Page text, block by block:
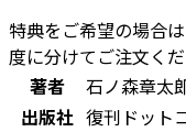
特典をご希望の場合は
度に分けてご注文く
著者
石ノ森章太
出版社 復刊ドット